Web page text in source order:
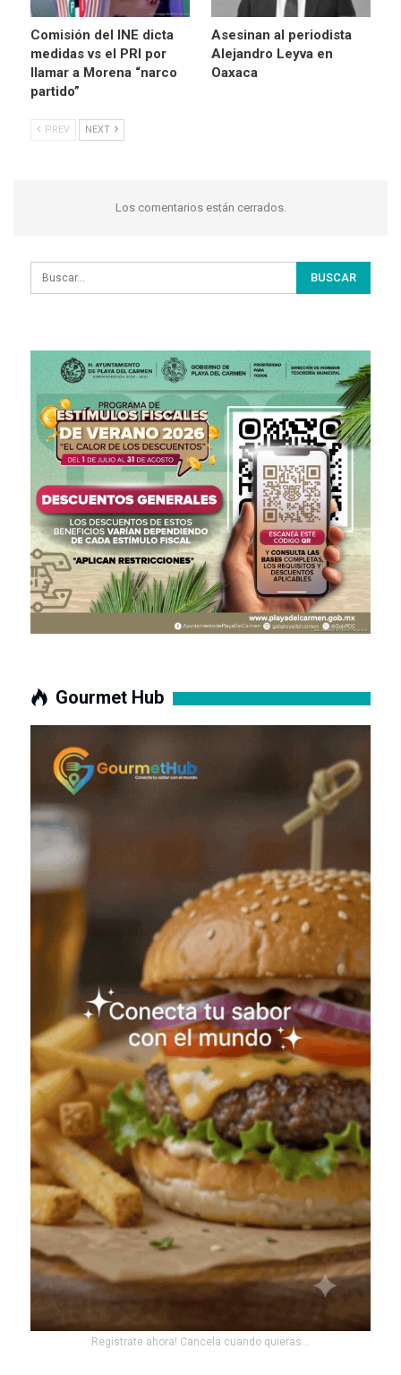
Comisión del INE dicta
medidas vs el PRI por
llamar a Morena “narco
partido”
Asesinan al periodista
Alejandro Leyva en
Oaxaca
PREV NEXT
Los comentarios están cerrados.
Gourmet Hub
Registrate ahora! Cancela cuando quieras...